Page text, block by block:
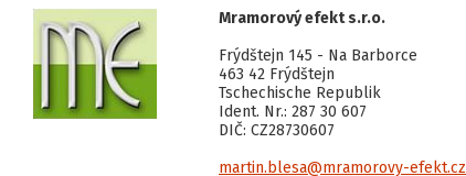
Mramorový efekt s.r.o.
Frýdštejn 145 - Na Barborce
463 42 Frýdštejn
Tschechische Republik
Ident. Nr.: 287 30 607
DIČ: CZ28730607
martin.blesa@mramorovy-efekt.cz